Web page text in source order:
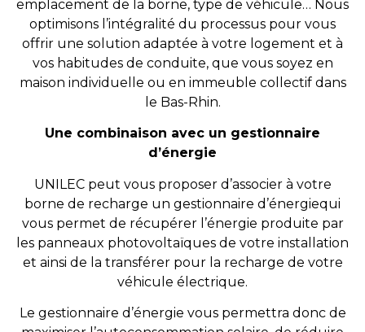
emplacement de la borne, type de véhicule… Nous
optimisons l’intégralité du processus pour vous
offrir une solution adaptée à votre logement et à
vos habitudes de conduite, que vous soyez en
maison individuelle ou en immeuble collectif dans
le Bas-Rhin.
Une combinaison avec un gestionnaire
d’énergie
UNILEC peut vous proposer d’associerà votre
borne de recharge un gestionnaire d’énergiequi
vous permet de récupérer l’énergie produite par
les panneaux photovoltaïques de votre installation
et ainsi de la transférer pour la recharge de votre
véhicule électrique.
Le gestionnaire d’énergie vous permettra donc de